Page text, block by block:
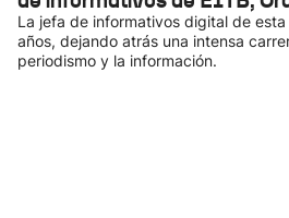
La jefa de informativos digital de
años, dejando atrás una intensa
periodismo y la información.